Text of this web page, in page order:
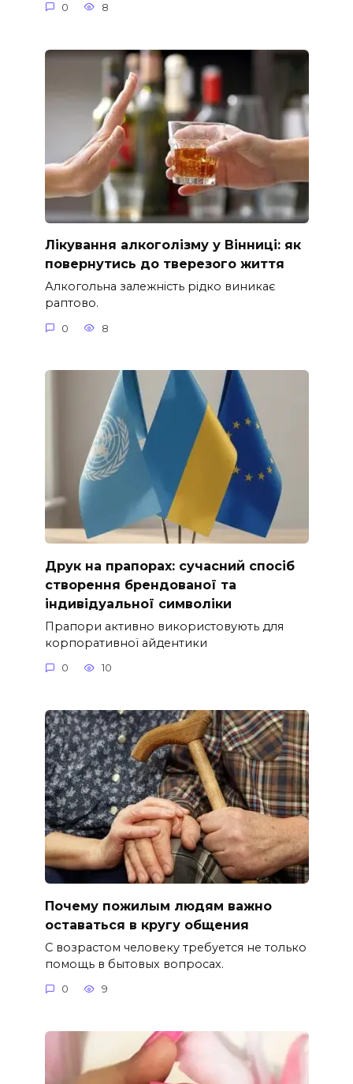
0 8
Лікування алкоголізму у Вінниці: як
повернутись до тверезого життя
Алкогольна залежність рідко виникає
раптово.
0 8
Друк на прапорах: сучасний спосіб
створення брендованої та
індивідуальної символіки
Прапори активно використовують для
корпоративної айдентики
0 10
Почему пожилым людям важно
оставаться в кругу общения
С возрастом человеку требуется не только
помощь в бытовых вопросах.
0 9